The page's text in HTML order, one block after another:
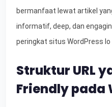
bermanfaat lewat artikel
informatif, deep, dan
peringkat situs WordPress lo
Struktur URL
Friendly pada